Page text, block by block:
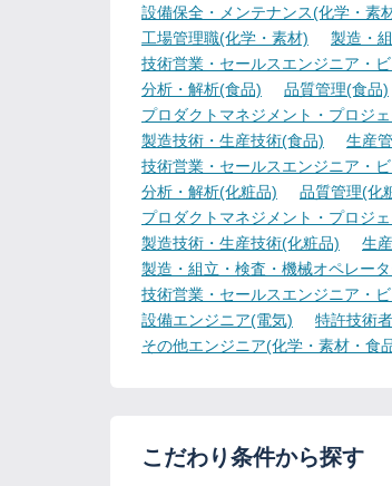
設備保全・メンテナンス(化学・素
工場管理職(化学・素材)
製造・
技術営業・セールスエンジニア・
分析・解析(食品)
品質管理(食品)
プロダクトマネジメント・プロジ
製造技術・生産技術(食品)
生産
技術営業・セールスエンジニア・
分析・解析(化粧品)
品質管理(化
プロダクトマネジメント・プロジ
製造技術・生産技術(化粧品)
生
製造・組立・検査・機械オペレー
技術営業・セールスエンジニア・
設備エンジニア(電気)
特許技術
その他エンジニア(化学・素材・食
こだわり条件から探す